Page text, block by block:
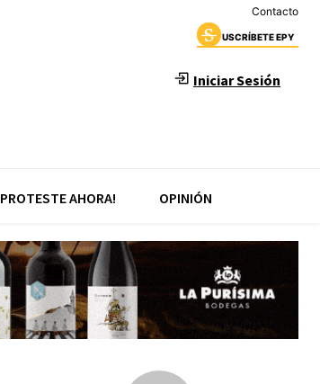
Contacto
USCRÍBETE EPY
Iniciar Sesión
PROTESTE AHORA! OPINIÓN